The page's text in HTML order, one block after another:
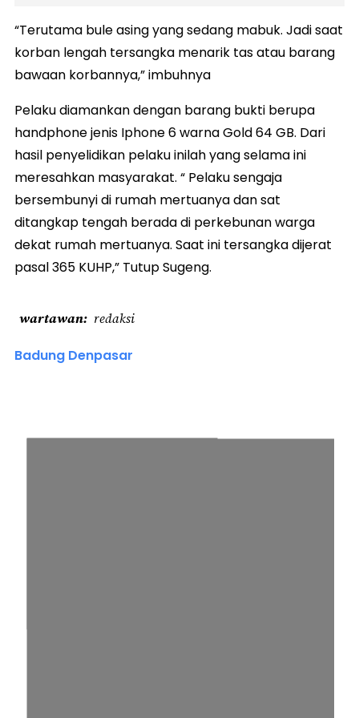
“Terutama bule asing yang sedang mabuk. Jadi saat
korban lengah tersangka menarik tas atau barang
bawaan korbannya,” imbuhnya
Pelaku diamankan dengan barang bukti berupa
handphone jenis Iphone 6 warna Gold 64 GB. Dari
hasil penyelidikan pelaku inilah yang selama ini
meresahkan masyarakat. “ Pelaku sengaja
bersembunyi di rumah mertuanya dan sat
ditangkap tengah berada di perkebunan warga
dekat rumah mertuanya. Saat ini tersangka dijerat
pasal 365 KUHP,” Tutup Sugeng.
wartawan redaksi
Badung Denpasar